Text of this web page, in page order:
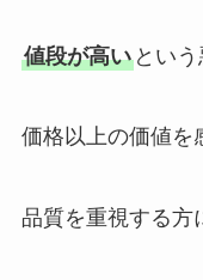
値段が高いという
価格以上の価値を
品質を重視する方